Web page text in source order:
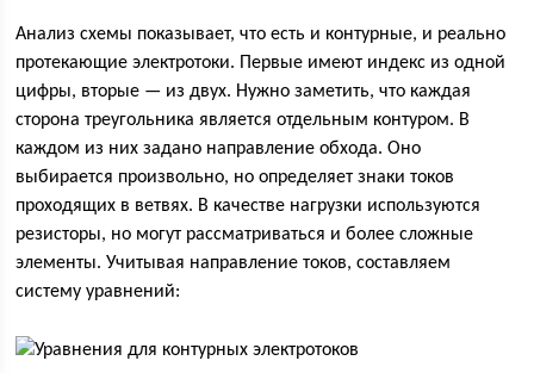
Анализ схемы показывает, что есть и контурные, и реально
протекающие электротоки. Первые имеют индекс из одной
цифры, вторые — из двух. Нужно заметить, что каждая
сторона треугольника является отдельным контуром. В
каждом из них задано направление обхода. Оно
выбирается произвольно, но определяет знаки токов
проходящих в ветвях. В качестве нагрузки используются
резисторы, но могут рассматриваться и более сложные
элементы. Учитывая направление токов, составляем
систему уравнений: